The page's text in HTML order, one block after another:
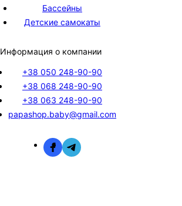
Бассейны
Детские самокаты
Информация о компании
+38 050 248-90-90
+38 068 248-90-90
+38 063 248-90-90
papashop.baby@gmail.com